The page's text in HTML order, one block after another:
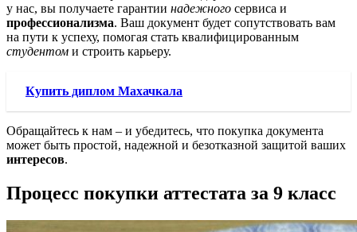
у нас, вы получаете гарантии надежного сервиса и
профессионализма. Ваш документ будет сопутствовать вам
на пути к успеху, помогая стать квалифицированным
студентом и строить карьеру.
Купить диплом Махачкала
Обращайтесь к нам – и убедитесь, что покупка документа
может быть простой, надежной и безотказной защитой ваших
интересов.
Процесс покупки аттестата за 9 класс